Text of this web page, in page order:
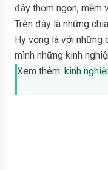
đây thơm ngon, mềm
Trên đây là những
Hy vọng là với những
mình những kinh
Xem thêm: kinh